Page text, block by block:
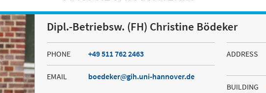
Dipl.-Betriebsw. (FH) Christine Bödeker
PHONE +49 511 762 2463
EMAIL boedeker gih.uni-hannover.de
ADDRESS
BUILDING